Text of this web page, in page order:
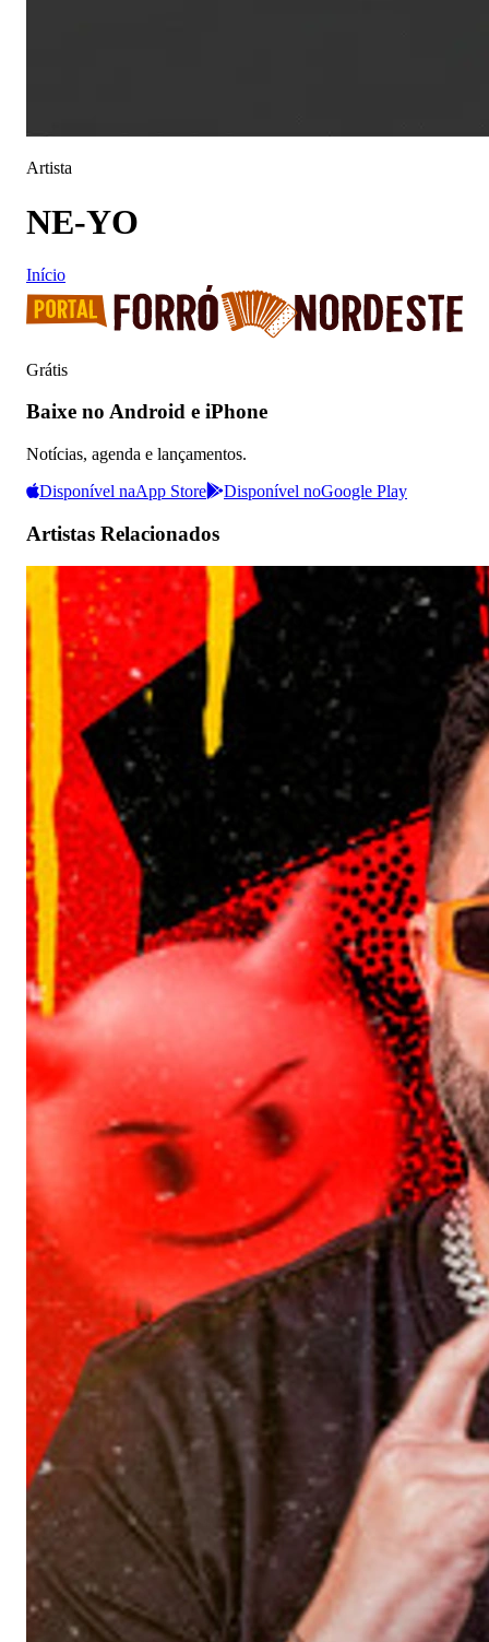
Artista
NE-YO
Início
Grátis
Baixe no Android e iPhone
Notícias, agenda e lançamentos.
Disponível naApp Store Disponível noGoogle Play
Artistas Relacionados